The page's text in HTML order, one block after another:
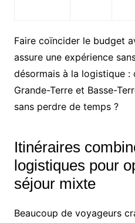
Faire coïncider le budget
assure une expérience
désormais à la logistique :
Grande-Terre et Basse-
sans perdre de temps ?
Itinéraires
logistiques pour
séjour mixte
Beaucoup de voyageurs